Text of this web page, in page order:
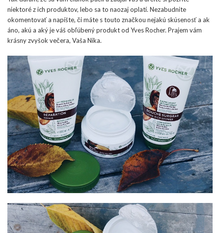
niektoré z ich produktov, lebo sa to naozaj oplatí. Nezabudnite
okomentovať a napíšte, či máte s touto značkou nejakú skúsenosť a ak
áno, akú a aký je váš obľúbený produkt od Yves Rocher. Prajem vám
krásny zvyšok večera, Vaša Nika.